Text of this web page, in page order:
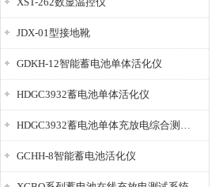
JDX-01型接地靴
GDKH-12智能蓄电池单体活化仪
HDGC3932蓄电池单体活化仪
HDGC3932蓄电池单体充放电综合测试仪
GCHH-8智能蓄电池活化仪